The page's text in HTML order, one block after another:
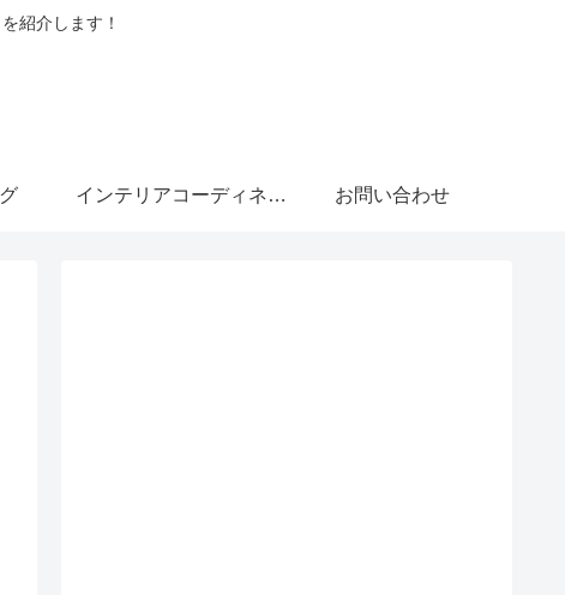
紹介します！
インテリアコーディネーターブログ お問い合わせ